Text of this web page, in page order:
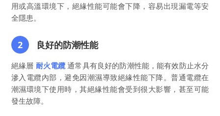
用或高溫環境下，絕緣性能可能會下降，容易出現漏電等安
全隱患。
2 良好的防潮性能
絕緣層 耐火電纜通常具有良好的防潮性能，能有效防止水分
滲入電纜內部，避免因潮濕導致絕緣性能下降。普通電纜在
潮濕環境下使用時，其絕緣性能會受到很大影響，甚至可能
發生故障。